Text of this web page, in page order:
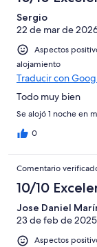
Normal
Mediocre
puntuación
de
Horrible
Sergio
22 de mar de
Aspectos
alojamiento
Traducir con
Todo muy bien
Se alojó 1 noche en
0
Comentario
10/10
Jose Daniel
23 de feb de 2025
Aspectos